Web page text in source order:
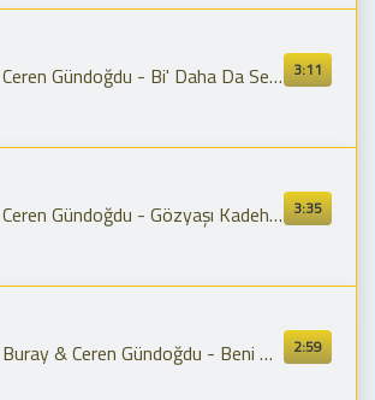
3:11
Ceren Gündoğdu - Bi' Daha Da Sevmicem
3:35
Ceren Gündoğdu - Gözyaşı Kadehleri (Official Video)
2:59
Buray & Ceren Gündoğdu - Beni Affet